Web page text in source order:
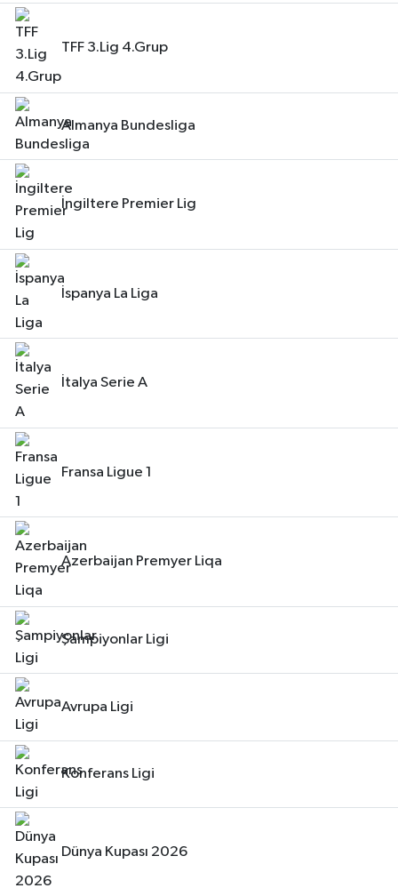
TFF 3.Lig 4.Grup
Almanya Bundesliga
İngiltere Premier Lig
İspanya La Liga
İtalya Serie A
Fransa Ligue 1
Azerbaijan Premyer Liqa
Şampiyonlar Ligi
Avrupa Ligi
Konferans Ligi
Dünya Kupası 2026